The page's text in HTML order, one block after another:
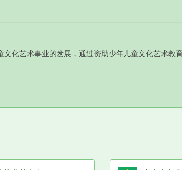
文化艺术事业的发展，通过资助少年儿童文化艺术